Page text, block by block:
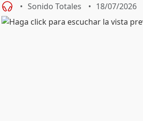
Sonido Totales 18/07/2026